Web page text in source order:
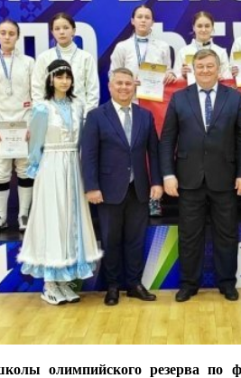
олимпийского резерва по